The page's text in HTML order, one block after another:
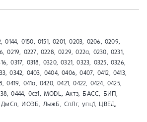
0144, 0150, 0151, 0201, 0203, 0206, 0209,
0219, 0227, 0228, 0229, 022а, 0230, 0231,
0317, 0318, 0320, 0321, 0323, 0325, 0326,
0342, 0403, 0404, 0406, 0407, 0412, 0413,
0419, 041a, 0420, 0421, 0422, 0424, 0425,
0444, 0сз1, MODL, Актз, БАСС, БИП,
ИОЭБ, ЛыжБ, СпЛг, упц1, ЦВЕД,